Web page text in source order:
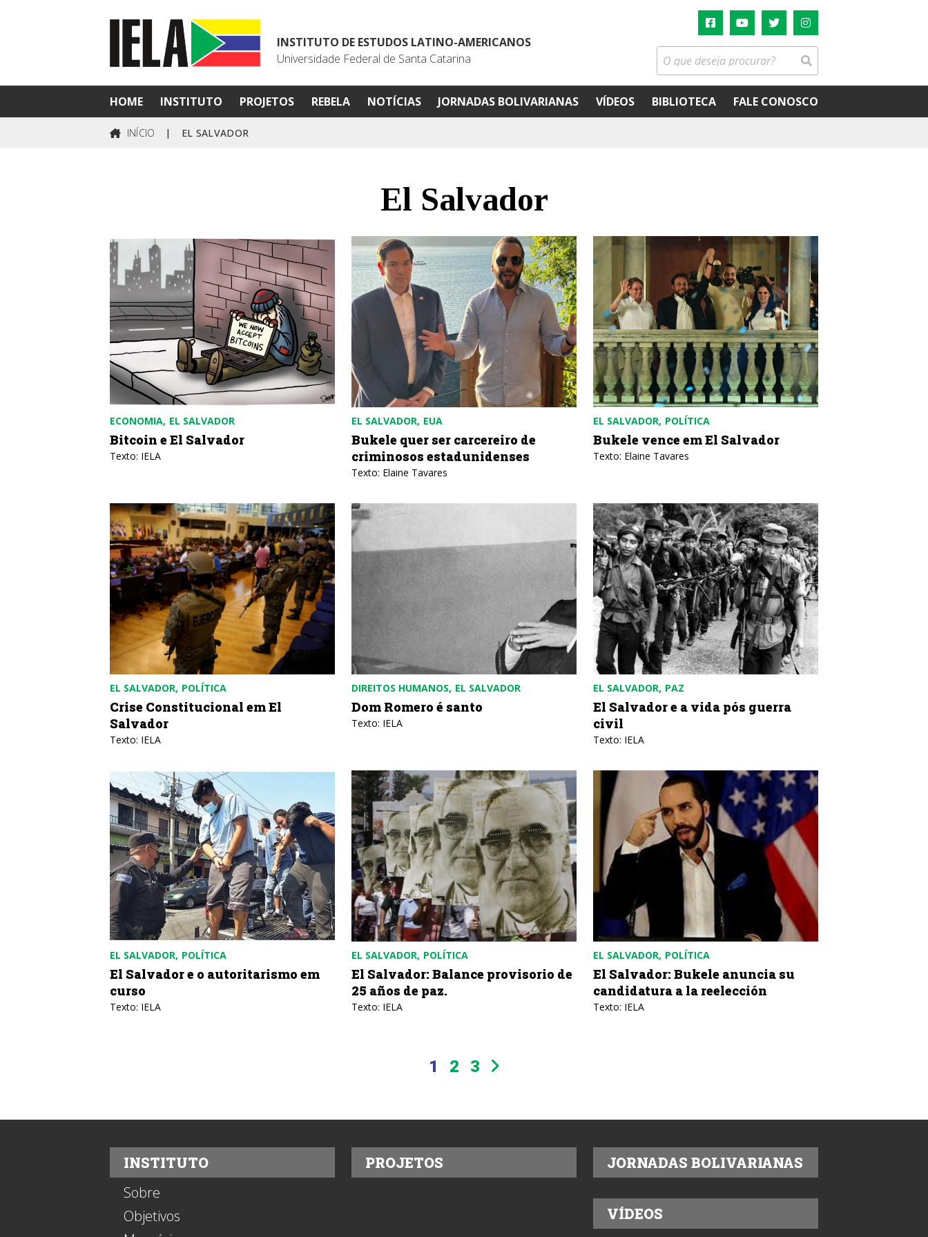
INSTITUTO DE ESTUDOS LATINO-AMERICANOS
Universidade Federal de Santa Catarina
HOME INSTITUTO PROJETOS REBELA NOTÍCIAS JORNADAS BOLIVARIANAS VÍDEOS BIBLIOTECA FALE CONOSCO
INÍCIO | EL SALVADOR
El Salvador
ECONOMIA EL SALVADOR
Bitcoin e El Salvador
Texto: IELA
EL SALVADOR EUA
Bukele quer ser carcereiro de
criminosos estadunidenses
Texto: Elaine Tavares
EL SALVADOR POLÍTICA
Bukele vence em El Salvador
Texto: Elaine Tavares
EL SALVADOR POLÍTICA
Crise Constitucional em El
Salvador
Texto: IELA
DIREITOS HUMANOS EL SALVADOR
Dom Romero é santo
Texto: IELA
EL SALVADOR PAZ
El Salvador e a vida pós guerra
civil
Texto: IELA
EL SALVADOR POLÍTICA
El Salvador e o autoritarismo em
curso
Texto: IELA
EL SALVADOR POLÍTICA
El Salvador: Balance provisorio de
25 años de paz.
Texto: IELA
EL SALVADOR POLÍTICA
El Salvador: Bukele anuncia su
candidatura a la reelección
Texto: IELA
1 2 3
INSTITUTO
Sobre
Objetivos
PROJETOS JORNADAS BOLIVARIANAS
VÍDEOS